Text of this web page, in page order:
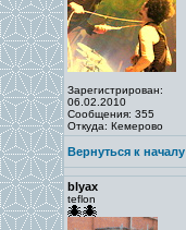
Зарегистрирован:
06.02.2010
Сообщения: 355
Откуда: Кемерово
Вернуться к началу
blyax
teflon